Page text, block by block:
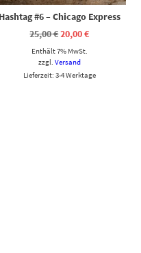
Hashtag #6 – Chicago Express
25,00€Ursprünglicher
Preis
war:
25,00 €
20,00€Aktueller
Enthält 7% MwSt.
zzgl. Versand
Lieferzeit: 3-4 Werktage